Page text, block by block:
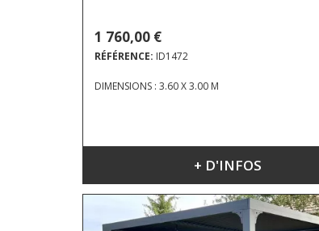
1 760,00 €
RÉFÉRENCE: ID1472
DIMENSIONS : 3.60 X 3.00 M
+ D'INFOS